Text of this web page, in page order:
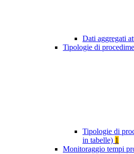
Dati aggregati
Tipologie di
Tipologie di
in tabelle) 1
Monitoraggio tempi